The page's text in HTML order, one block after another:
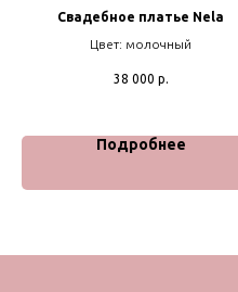
Свадебное платье Nela
Цвет: молочный
38 000 р.
Подробнее